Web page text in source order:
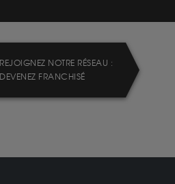
REJOIGNEZ NOTRE RÉSEAU :
DEVENEZ FRANCHISÉ